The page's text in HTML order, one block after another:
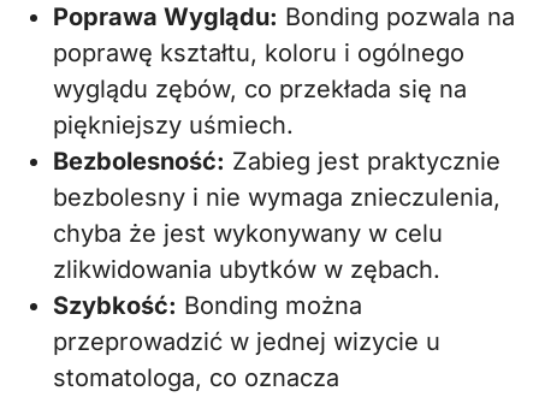
Poprawa Wyglądu: Bonding pozwala na
poprawę kształtu, koloru i ogólnego
wyglądu zębów, co przekłada się na
piękniejszy uśmiech.
Bezbolesność: Zabieg jest praktycznie
bezbolesny i nie wymaga znieczulenia,
chyba że jest wykonywany w celu
zlikwidowania ubytków w zębach.
Szybkość: Bonding można
przeprowadzić w jednej wizycie u
stomatologa, co oznacza